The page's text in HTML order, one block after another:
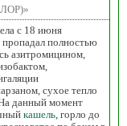
с 18 июня
пропадал полностью
азитромицином,
сухое тепло
данный момент
кашель , горло до